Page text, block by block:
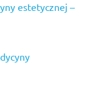
estetycznej –